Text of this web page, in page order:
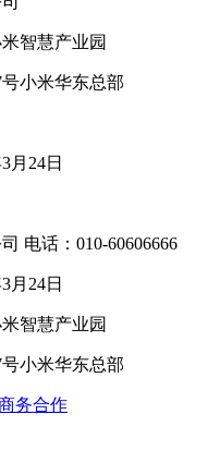
智慧产业园
小米华东总部
月24日
电话：010-60606666
月24日
智慧产业园
小米华东总部
务合作